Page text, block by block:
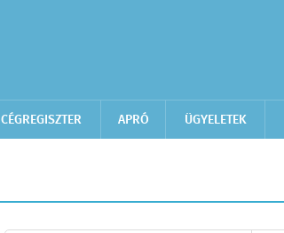
CÉGREGISZTER APRÓ ÜGYELETEK